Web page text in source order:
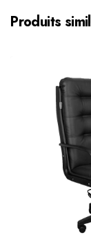
Produits